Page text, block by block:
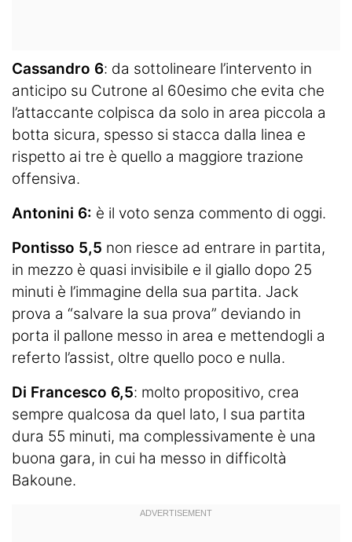
Cassandro 6: da sottolineare l’intervento in
anticipo su Cutrone al 60esimo che evita che
l’attaccante colpisca da solo in area piccola a
botta sicura, spesso si stacca dalla linea e
rispetto ai tre è quello a maggiore trazione
offensiva.
Antonini 6: è il voto senza commento di oggi.
Pontisso 5,5 non riesce ad entrare in partita,
in mezzo è quasi invisibile e il giallo dopo 25
minuti è l’immagine della sua partita. Jack
prova a “salvare la sua prova” deviando in
porta il pallone messo in area e mettendogli a
referto l’assist, oltre quello poco e nulla.
Di Francesco 6,5: molto propositivo, crea
sempre qualcosa da quel lato, l sua partita
dura 55 minuti, ma complessivamente è una
buona gara, in cui ha messo in difficoltà
Bakoune.